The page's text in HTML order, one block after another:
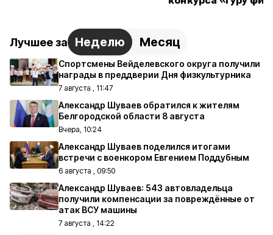
Лучшее за Неделю Месяц
Спортсмены Вейделевского округа получили
награды в преддверии Дня физкультурника
7 августа , 11:47
Александр Шуваев обратился к жителям
Белгородской области 8 августа
Вчера, 10:24
Александр Шуваев поделился итогами
встречи с военкором Евгением Поддубным
6 августа , 09:50
Александр Шуваев: 543 автовладельца
получили компенсации за повреждённые от
атак ВСУ машины
7 августа , 14:22